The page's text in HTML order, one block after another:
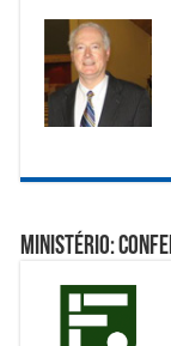
Ministério: